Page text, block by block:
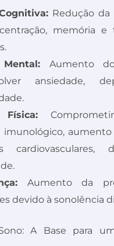
Redução da
memória e
Aumento
ansiedade,
Física:
imunológico, aumento
cardiovasculares,
Aumento da
devido à sonolência
A Base para